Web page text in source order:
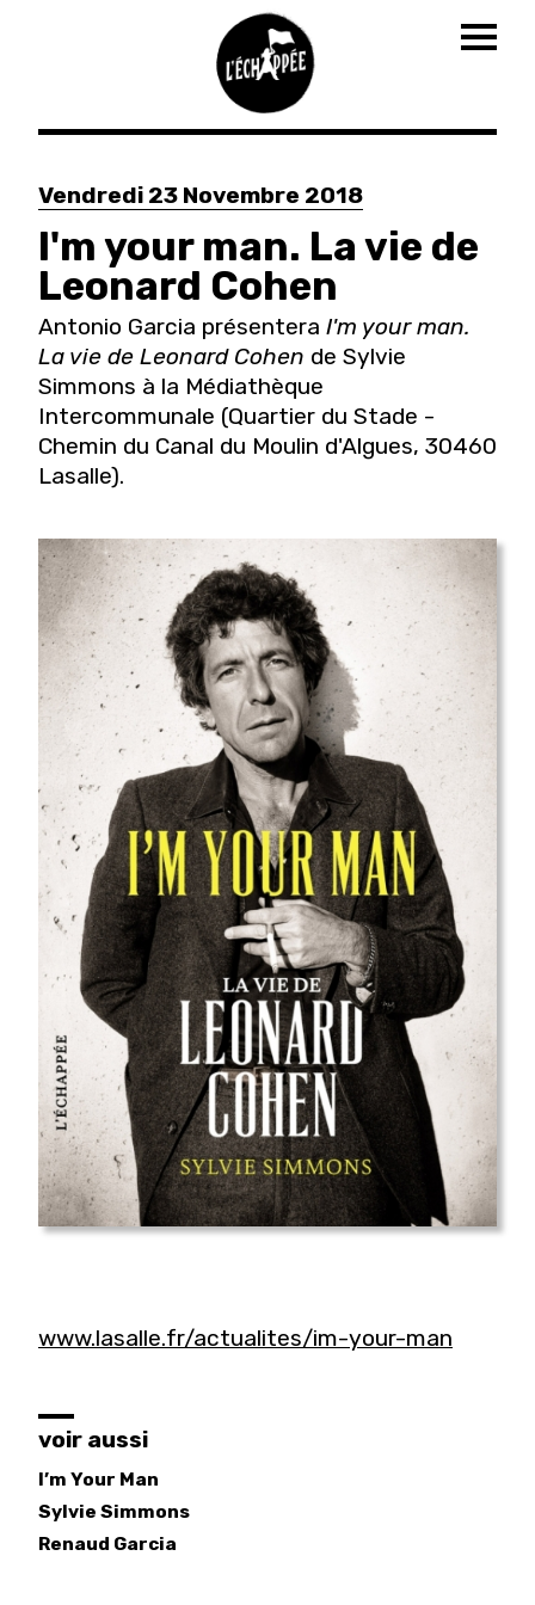
Aller
contenu
principal
Vendredi 23 Novembre 2018
I'm your man. La vie de
Leonard Cohen
Antonio Garcia présentera I'm your man.
La vie de Leonard Cohen de Sylvie
Simmons à la Médiathèque
Intercommunale (Quartier du Stade -
Chemin du Canal du Moulin d'Algues, 30460
Lasalle).
www.lasalle.fr/actualites/im-your-man
voir aussi
I’m Your Man
Sylvie Simmons
Renaud Garcia